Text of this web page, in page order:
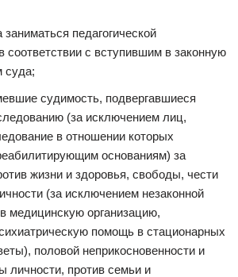
педагогической
соответствии с вступившим в законную
суда;
судимость, подвергавшиеся
(за исключением лиц,
в отношении которых
основаниям) за
жизни и здоровья, свободы, чести
(за исключением незаконной
медицинскую организацию,
помощь в стационарных
половой неприкосновенности и
личности, против семьи и